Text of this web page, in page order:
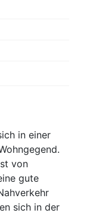
in einer
von
gute
sich in der